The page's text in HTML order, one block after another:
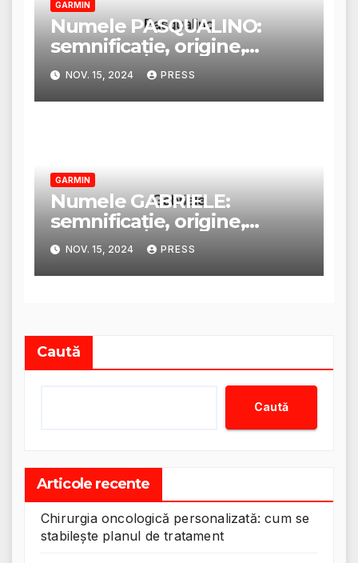
GARMIN
Numele PASQUALINO:
semnificație, origine,
trăsături și personalitate
NOV. 15, 2024 PRESS
GARMIN
Numele GABRIELE:
semnificație, origine,
trăsături și personalitate
NOV. 15, 2024 PRESS
Caută
Caută
Articole recente
Chirurgia oncologică personalizată: cum se
stabilește planul de tratament